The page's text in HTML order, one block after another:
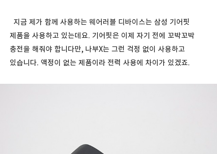
지금 제가 함께 사용하는 웨어러블 디바이스는 삼성 기어핏
제품을 사용하고 있는데요. 기어핏은 이제 자기 전에 꼬박꼬박
충전을 해줘야 합니다만, 나부X는 그런 걱정 없이 사용하고
있습니다. 액정이 없는 제품이라 전력 사용에 차이가 있겠죠.